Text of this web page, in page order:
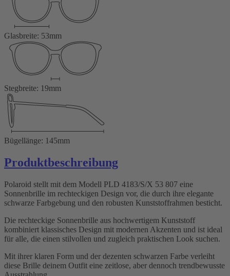
Glasbreite: 53mm
Stegbreite: 19mm
Bügellänge: 145mm
Produktbeschreibung
Polaroid stellt mit dem Modell PLD 4183/S/X 53 807 eine
Sonnenbrille im rechteckigen Design vor, die durch ihre elegante
schwarze Farbgebung und den robusten Kunststoffrahmen besticht.
Die rechteckige Sonnenbrille aus hochwertigem Kunststoff
kombiniert klassisches Design mit modernen Akzenten und ist ideal
für alle, die einen stilvollen und zugleich praktischen Look suchen.
Mit ihrer klaren Form und der dezenten schwarzen Farbe verleiht
diese Brille deinem Outfit eine zeitlose, aber dennoch trendbewusste